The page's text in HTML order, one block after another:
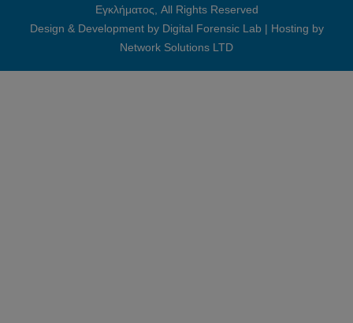
Εγκλήματος, All Rights Reserved
Design & Development by Digital Forensic Lab | Hosting by
Network Solutions LTD